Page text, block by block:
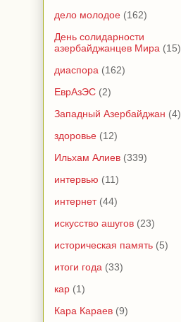
дело молодое (162)
День солидарности
азербайджанцев Мира (15)
диаспора (162)
ЕврАзЭС (2)
Западный Азербайджан (4)
здоровье (12)
Ильхам Алиев (339)
интервью (11)
интернет (44)
искусство ашугов (23)
историческая память (5)
итоги года (33)
кар (1)
Кара Караев (9)